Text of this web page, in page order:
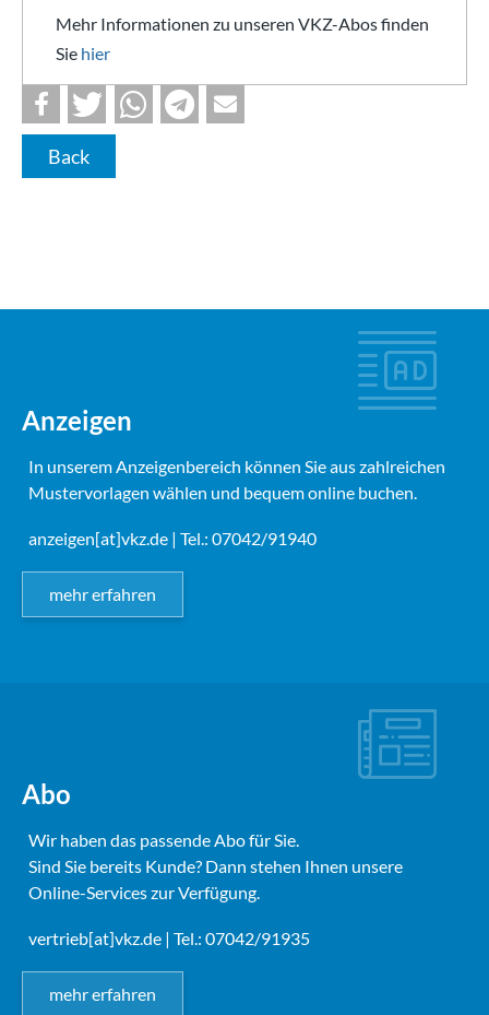
Mehr Informationen zu unseren VKZ-Abos finden
Sie hier
Back
Anzeigen
In unserem Anzeigenbereich können Sie aus zahlreichen
Mustervorlagen wählen und bequem online buchen.
anzeigen[at]vkz.de | Tel.: 07042/91940
mehr erfahren
Abo
Wir haben das passende Abo für Sie.
Sind Sie bereits Kunde? Dann stehen Ihnen unsere
Online-Services zur Verfügung.
vertrieb[at]vkz.de | Tel.: 07042/91935
mehr erfahren